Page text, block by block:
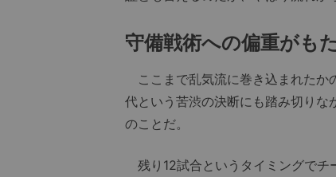
守備戦術への偏重がも
ここまで乱気流に巻き込まれたか
代という苦渋の決断にも踏み切り
のことだ。
残り12試合というタイミングでチ